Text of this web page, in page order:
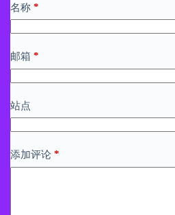
名称 *
邮箱 *
站点
添加评论 *